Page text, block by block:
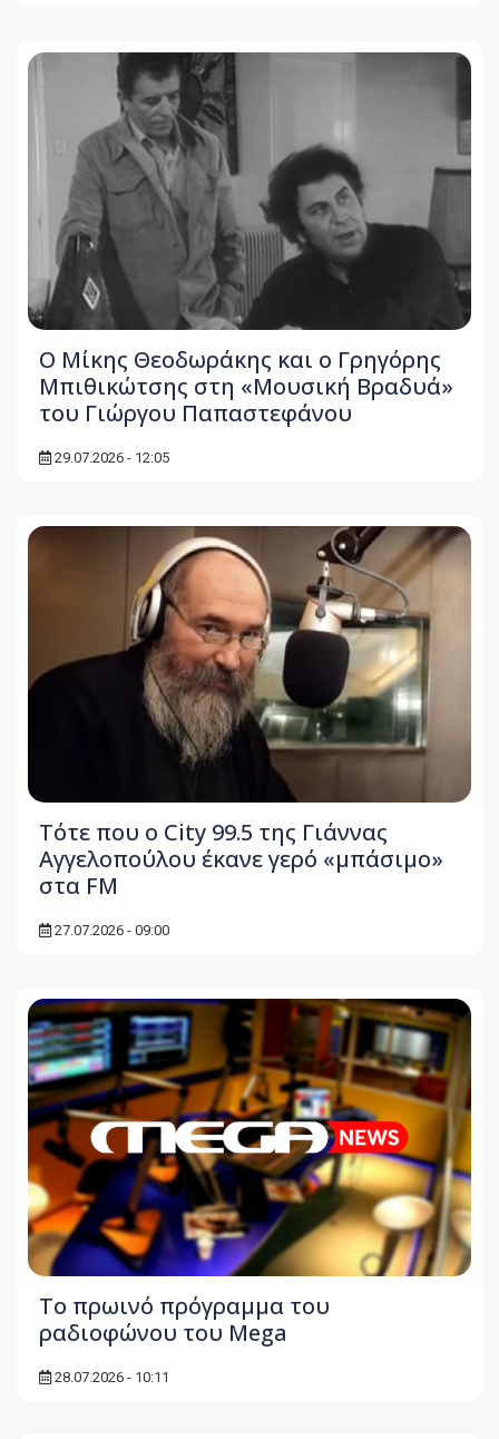
Ο Μίκης Θεοδωράκης και ο Γρηγόρης
Μπιθικώτσης στη «Μουσική Βραδυά»
του Γιώργου Παπαστεφάνου
29.07.2026 - 12:05
Τότε που ο City 99.5 της Γιάννας
Αγγελοπούλου έκανε γερό «μπάσιμο»
στα FM
27.07.2026 - 09:00
To πρωινό πρόγραμμα του
ραδιοφώνου του Mega
28.07.2026 - 10:11